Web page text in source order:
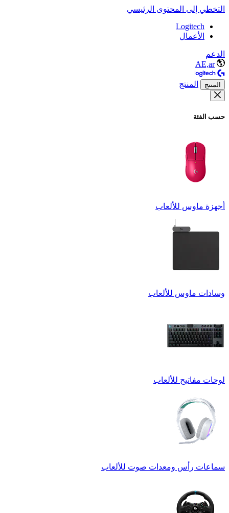
التخطي إلى المحتوى الرئيسي
Logitech
الأعمال
الدعم
AE,ar
المنتج المنتج
حسب الفئة
أجهزة ماوس للألعاب
وسادات ماوس للألعاب
لوحات مفاتيح للألعاب
سماعات رأس ومعدات صوت للألعاب